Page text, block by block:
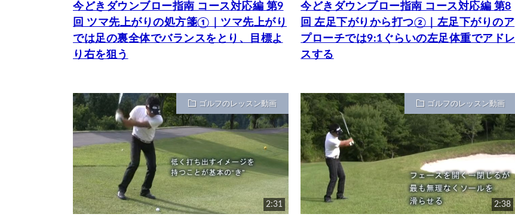
今どきダウンブロー指南 コース対応編 第9
回 ツマ先上がりの処方箋①｜ツマ先上がり
では足の裏全体でバランスをとり、目標よ
り右を狙う
今どきダウンブロー指南 コース対応編 第8
回 左足下がりから打つ②｜左足下がりのア
プローチでは9:1ぐらいの左足体重でアドレ
スする
ゴルフのレッスン動画
2:31
ゴルフのレッスン動画
2:38